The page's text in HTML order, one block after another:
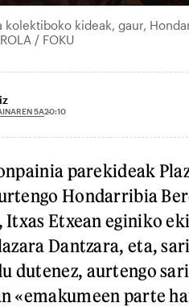
kolektiboko kideak, gaur,
/ FOKU
5A20:10
parekideak
Hondarribia
Itxas Etxean eginiko
Dantzara, eta,
dutenez, aurtengo
«emakumeen parte